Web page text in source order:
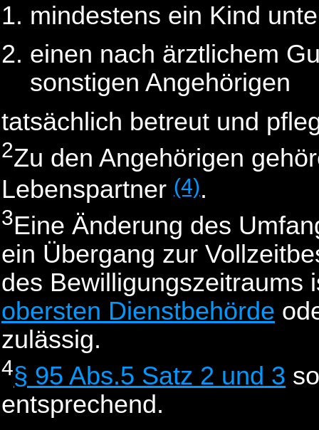
mindestens ein Kind
einen nach ärztlichem
sonstigen Angehörigen
tatsächlich betreut und
2Zu den Angehörigen
Lebenspartner (4).
3Eine Änderung des
ein Übergang zur
des Bewilligungszeitraums
obersten Dienstbehörde
zulässig.
4§ 95 Abs.5 Satz 2 und 3
entsprechend.